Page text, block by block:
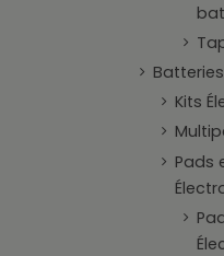
Kits
Pads